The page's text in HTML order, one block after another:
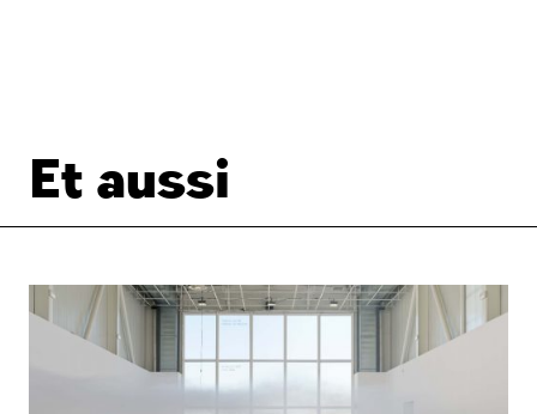
Et aussi